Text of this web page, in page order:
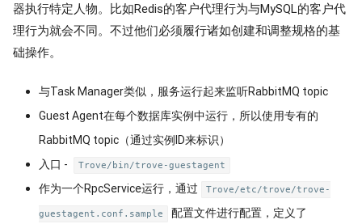
器执行特定人物。比如Redis的客户代理行为与MySQL的客户代
理行为就会不同。不过他们必须履行诸如创建和调整规格的基
础操作。
与Task Manager类似，服务运行起来监听RabbitMQ topic
Guest Agent在每个数据库实例中运行，所以使用专有的
RabbitMQ topic（通过实例ID来标识）
入口 -
Trove/bin/trove-guestagent
作为一个RpcService运行，通过 Trove/etc/trove/trove-
guestagent.conf.sample 配置文件进行配置，定义了